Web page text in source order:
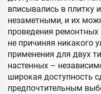
вписывались в плитку
незаметными, и их
проведения ремонтных
не причиняя никакого
применения для двух
настенных –
широкая доступность
предпочтительным